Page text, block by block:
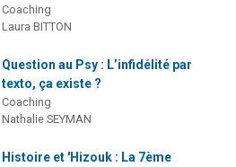
Coaching
Laura BITTON
Question au Psy : L’infidélité par
texto, ça existe ?
Coaching
Nathalie SEYMAN
Histoire et 'Hizouk : La 7ème